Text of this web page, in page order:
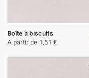
Boîte à biscuits
A partir de 1,51 €